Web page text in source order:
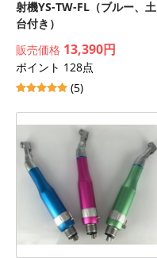
射機YS-TW-FL（ブルー、土
台付き）
販売価格 13,390円
ポイント 128点
(5)